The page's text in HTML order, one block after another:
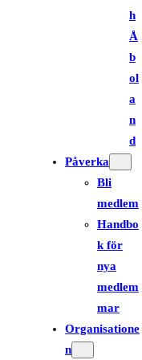
h
Å
b
ol
a
n
d
Påverka
Bli
medlem
Handbo
k för
nya
medlem
mar
Organisatione
n